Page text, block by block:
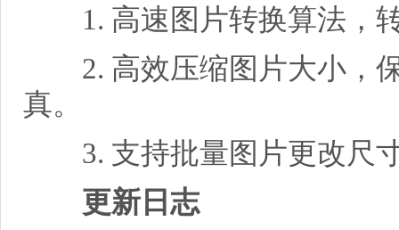
1. 高速图片转换算法，
2. 高效压缩图片大小，
真。
3. 支持批量图片更改尺
更新日志